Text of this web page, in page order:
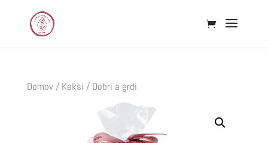
Domov/ Keksi / Dobri a grdi